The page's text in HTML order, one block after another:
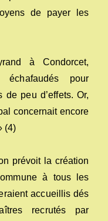
de payer les
à Condorcet,
pour
de peu d’effets. Or,
concernait encore
(4)
prévoit la création
à tous les
accueillis dés
recrutés par